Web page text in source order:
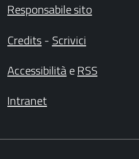
Responsabile sito
Credits- Scrivici
AccessibilitàeRSS
Intranet